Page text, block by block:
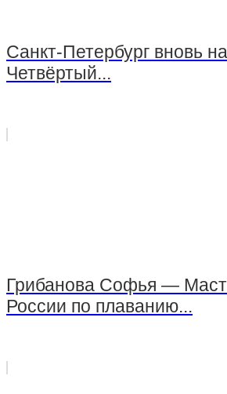
Санкт-Петербург вновь
Четвёртый...
Грибанова Софья —
России по плаванию...